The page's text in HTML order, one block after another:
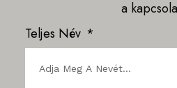
a
Teljes Név